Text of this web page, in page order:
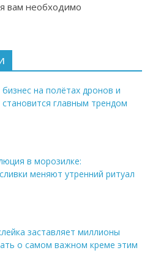
вам необходимо
на полётах дронов и
главным трендом
в морозилке:
меняют утренний ритуал
заставляет миллионы
о самом важном креме этим